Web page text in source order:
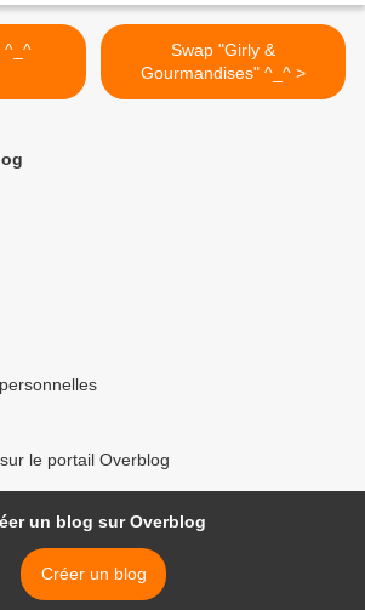
^_^
Swap "Girly &
Gourmandises" ^_^ >
le portail Overblog
un blog sur Overblog
Créer un blog